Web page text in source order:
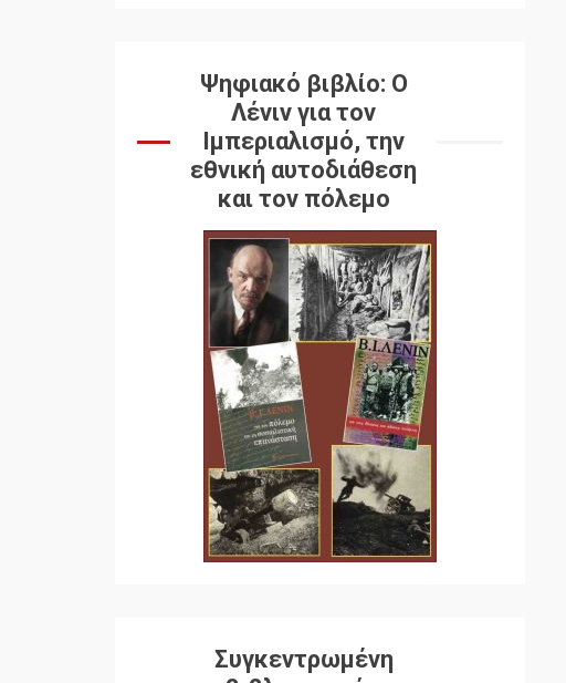
Ψηφιακό βιβλίο: Ο
Λένιν για τον
Ιμπεριαλισμό, την
εθνική αυτοδιάθεση
και τον πόλεμο
Συγκεντρωμένη